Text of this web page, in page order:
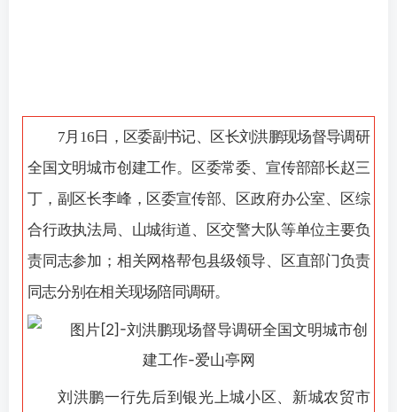
7月16日，区委副书记、区长刘洪鹏现场督导调研
全国文明城市创建工作。区委常委、宣传部部长赵三
丁，副区长李峰，区委宣传部、区政府办公室、区综
合行政执法局、山城街道、区交警大队等单位主要负
责同志参加；相关网格帮包县级领导、区直部门负责
同志分别在相关现场陪同调研。
刘洪鹏一行先后到银光上城小区、新城农贸市